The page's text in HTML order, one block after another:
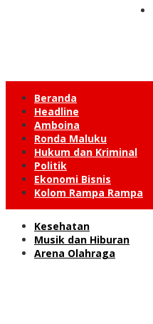
Beranda
Headline
Amboina
Ronda Maluku
Hukum dan Kriminal
Politik
Ekonomi Bisnis
Kolom Rampa Rampa
Kesehatan
Musik dan Hiburan
Arena Olahraga